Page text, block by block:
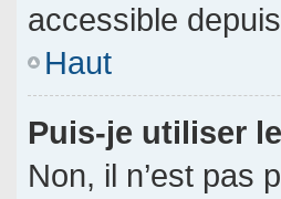
accessible
Haut
Puis-je utiliser
Non, il n’est pas